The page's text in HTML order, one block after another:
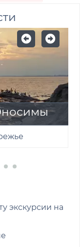
экскурсии на